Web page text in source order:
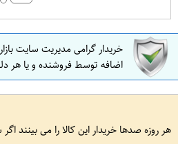
خریدار گرامی مدیریت سایت
اضافه توسط فروشنده و یا هر
هر روزه صدها خریدار این کالا را می بینند